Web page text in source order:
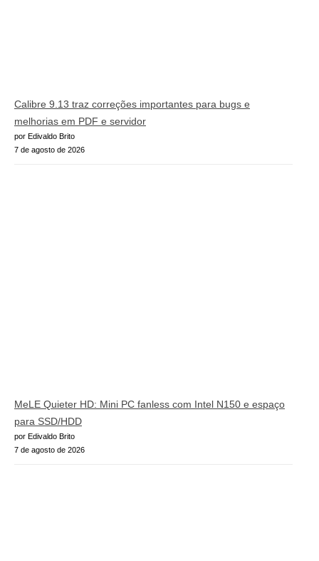
Calibre 9.13 traz correções importantes para bugs e
melhorias em PDF e servidor
por Edivaldo Brito
7 de agosto de 2026
MeLE Quieter HD: Mini PC fanless com Intel N150 e espaço
para SSD/HDD
por Edivaldo Brito
7 de agosto de 2026